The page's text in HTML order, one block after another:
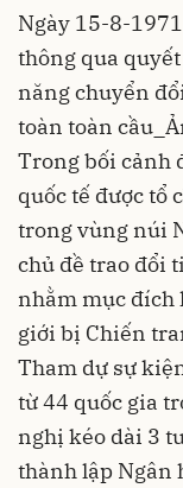
Ngày 15-8-
thông qua
năng chuyển
toàn toàn
Trong bối cảnh
quốc tế được tổ
trong vùng núi
chủ đề trao đổi
nhằm mục đích
giới bị Chiến
Tham dự sự
từ 44 quốc gia
nghị kéo dài 3
thành lập Ngân